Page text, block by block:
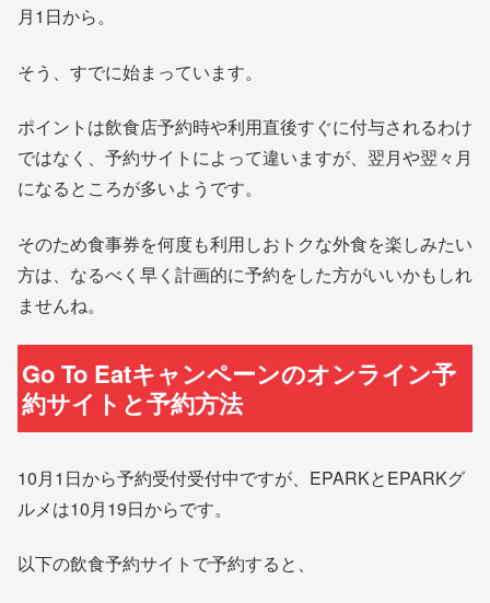
月1日から。
そう、すでに始まっています。
ポイントは飲食店予約時や利用直後すぐに付与されるわけ
ではなく、予約サイトによって違いますが、翌月や翌々月
になるところが多いようです。
そのため食事券を何度も利用しおトクな外食を楽しみたい
方は、なるべく早く計画的に予約をした方がいいかもしれ
ませんね。
Go To Eatキャンペーンのオンライン予
約サイトと予約方法
10月1日から予約受付受付中ですが、 EPARKとEPARKグ
ルメは10月19日からです。
以下の飲食予約サイトで予約すると、